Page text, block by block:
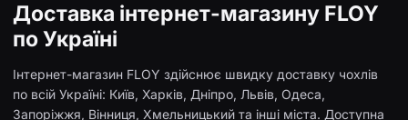
Доставка інтернет-магазину FLOY
по Україні
Інтернет-магазин FLOY здійснює швидку доставку чохлів
по всій Україні: Київ, Харків, Дніпро, Львів, Одеса,
Запоріжжя, Вінниця, Хмельницький та інші міста. Доступна